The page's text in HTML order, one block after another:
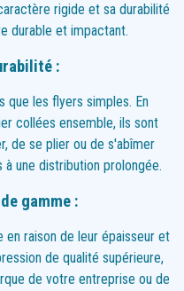
rigide et sa durabilité
durable et impactant.
:
que les flyers simples. En
collées ensemble, ils sont
de se plier ou de s'abîmer
une distribution prolongée.
gamme :
en raison de leur épaisseur et
de qualité supérieure,
de votre entreprise ou de